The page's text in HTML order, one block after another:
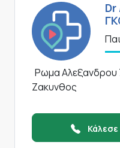
Ρωμα Αλεξανδρου
Ζακυνθος